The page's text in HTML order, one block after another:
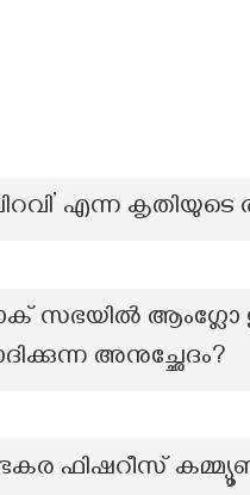
എന്ന
സഭയിൽ ആംഗ്ലോ
അനുച്ഛേദം?
ഫിഷറീസ്